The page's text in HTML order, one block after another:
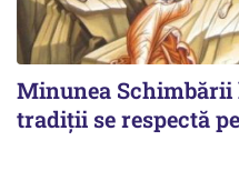
Minunea Schimbării
tradiții se respectă